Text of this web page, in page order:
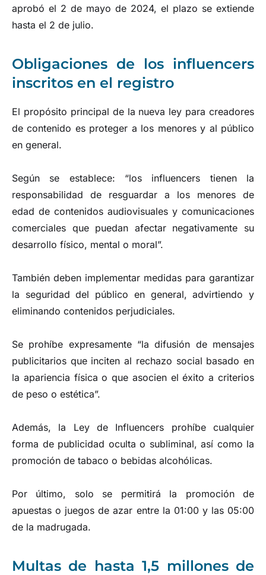
aprobó el 2 de mayo de 2024, el plazo se extiende
hasta el 2 de julio.
Obligaciones de los influencers
inscritos en el registro
El propósito principal de la nueva ley para creadores
de contenido es proteger a los menores y al público
en general.
Según se establece: “los influencers tienen la
responsabilidad de resguardar a los menores de
edad de contenidos audiovisuales y comunicaciones
comerciales que puedan afectar negativamente su
desarrollo físico, mental o moral”.
También deben implementar medidas para garantizar
la seguridad del público en general, advirtiendo y
eliminando contenidos perjudiciales.
Se prohíbe expresamente “la difusión de mensajes
publicitarios que inciten al rechazo social basado en
la apariencia física o que asocien el éxito a criterios
de peso o estética”.
Además, la Ley de Influencers prohíbe cualquier
forma de publicidad oculta o subliminal, así como la
promoción de tabaco o bebidas alcohólicas.
Por último, solo se permitirá la promoción de
apuestas o juegos de azar entre la 01:00 y las 05:00
de la madrugada.
Multas de hasta 1,5 millones de